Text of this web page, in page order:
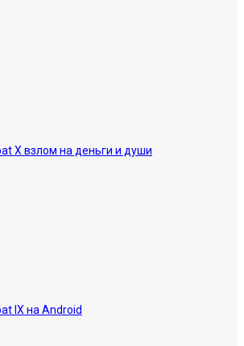
X взлом на деньги и души
IX на Android